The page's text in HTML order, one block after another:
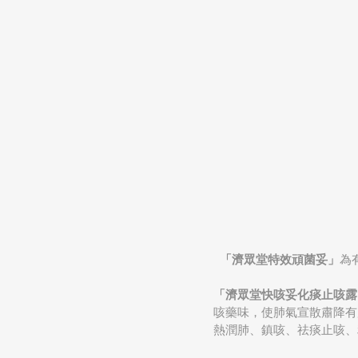
「濟眾堂特效頑菌妥」 為
「濟眾堂快咳妥化痰止咳
咳藥味，使肺氣宣散肅降
熱潤肺、鎮咳、祛痰止咳